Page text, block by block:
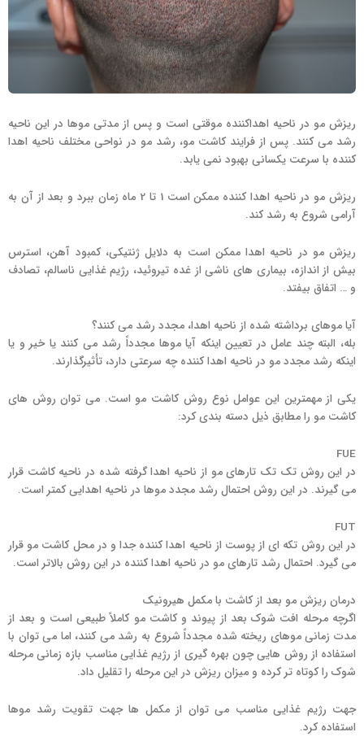
ریزش مو در ناحیه اهداکننده موقتی است و پس از مدتی موها در این ناحیه
رشد می کنند. پس از فرایند کاشت مو، رشد مو در نواحی مختلف ناحیه اهدا
کننده با سرعت یکسانی بهبود نمی یابد.
ریزش مو در ناحیه اهدا کننده ممکن است 1 تا 2 ماه زمان ببرد و بعد از آن به
آرامی شروع به رشد کند.
ریزش مو در ناحیه اهدا ممکن است به دلایل ژنتیکی، کمبود آهن، استرس
بیش از اندازه، بیماری های ناشی از غده تیروئید، رژیم غذایی ناسالم، تصادف
و … اتفاق بیفتد.
آیا موهای برداشته شده از ناحیه اهدا، مجدد رشد می کنند؟
بله، البته چند عامل در تعیین اینکه آیا موها مجدداً رشد می کنند یا خیر و یا
اینکه رشد مجدد مو در ناحیه اهدا کننده چه سرعتی دارد، تأثیرگذارند.
یکی از مهمترین این عوامل نوع روش کاشت مو است. می توان روش های
کاشت مو را مطابق ذیل دسته بندی کرد:
FUE
در این روش تک تک تارهای مو از ناحیه اهدا گرفته شده در ناحیه کاشت قرار
می گیرند. در این روش احتمال رشد مجدد موها در ناحیه اهدایی کمتر است.
FUT
در این روش تکه ای از پوست از ناحیه اهدا کننده جدا و در محل کاشت مو قرار
می گیرد. احتمال رشد تارهای مو در ناحیه اهدا کننده در این روش بالاتر است.
درمان ریزش مو بعد از کاشت با مکمل هیرونیک
اگرچه مرحله افت شوک بعد از پیوند و کاشت مو کاملاً طبیعی است و بعد از
مدت زمانی موهای ریخته شده مجدداً شروع به رشد می کنند، اما می توان با
استفاده از روش هایی چون بهره گیری از رژیم غذایی مناسب بازه زمانی مرحله
شوک را کوتاه تر کرده و میزان ریزش در این مرحله را تقلیل داد.
جهت رژیم غذایی مناسب می توان از مکمل ها جهت تقویت رشد موها
استفاده کرد.